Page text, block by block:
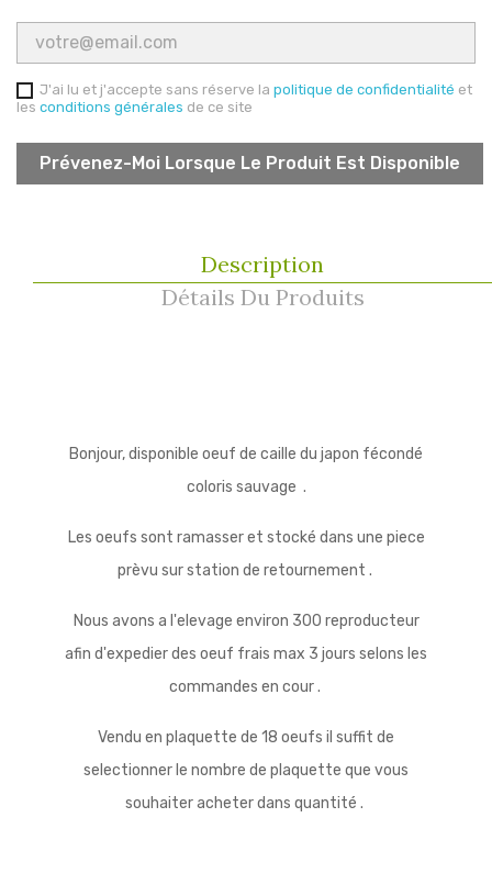
J'ai lu et j'accepte sans réserve la politique de confidentialité et
les conditions générales de ce site
Prévenez-Moi Lorsque Le Produit Est Disponible
Description
Détails Du Produits
Bonjour, disponible oeuf de caille du japon fécondé
coloris sauvage .
Les oeufs sont ramasser et stocké dans une piece
prèvu sur station de retournement .
Nous avons a l'elevage environ 300 reproducteur
afin d'expedier des oeuf frais max 3 jours selons les
commandes en cour .
Vendu en plaquette de 18 oeufs il suffit de
selectionner le nombre de plaquette que vous
souhaiter acheter dans quantité .